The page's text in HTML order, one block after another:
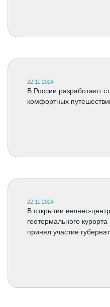
22.11.2024
В России разработают
комфортных
22.11.2024
В открытии велнес-
геотермального
принял участие